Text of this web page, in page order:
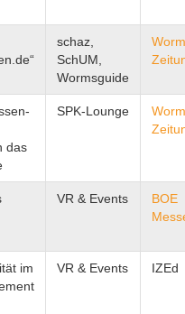
schaz,
SchUM,
Wormsguide
das
SPK-Lounge
VR & Events
BOE
im
VR & Events IZEd